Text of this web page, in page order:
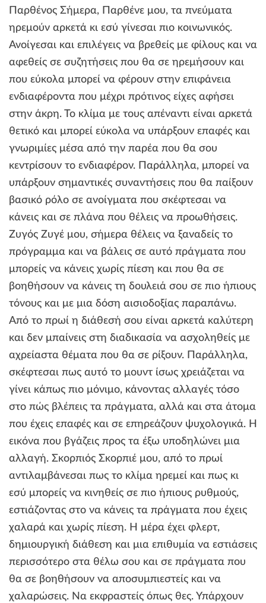
Παρθένος Σήμερα, Παρθένε μου, τα πνεύματα
ηρεμούν αρκετά κι εσύ γίνεσαι πιο κοινωνικός.
Ανοίγεσαι και επιλέγεις να βρεθείς με φίλους και να
αφεθείς σε συζητήσεις που θα σε ηρεμήσουν και
που εύκολα μπορεί να φέρουν στην επιφάνεια
ενδιαφέροντα που μέχρι πρότινος είχες αφήσει
στην άκρη. Το κλίμα με τους απέναντι είναι αρκετά
θετικό και μπορεί εύκολα να υπάρξουν επαφές και
γνωριμίες μέσα από την παρέα που θα σου
κεντρίσουν το ενδιαφέρον. Παράλληλα, μπορεί να
υπάρξουν σημαντικές συναντήσεις που θα παίξουν
βασικό ρόλο σε ανοίγματα που σκέφτεσαι να
κάνεις και σε πλάνα που θέλεις να προωθήσεις.
Ζυγός Ζυγέ μου, σήμερα θέλεις να ξαναδείς το
πρόγραμμα και να βάλεις σε αυτό πράγματα που
μπορείς να κάνεις χωρίς πίεση και που θα σε
βοηθήσουν να κάνεις τη δουλειά σου σε πιο ήπιους
τόνους και με μια δόση αισιοδοξίας παραπάνω.
Από το πρωί η διάθεσή σου είναι αρκετά καλύτερη
και δεν μπαίνεις στη διαδικασία να ασχοληθείς με
αχρείαστα θέματα που θα σε ρίξουν. Παράλληλα,
σκέφτεσαι πως αυτό το μουντ ίσως χρειάζεται να
γίνει κάπως πιο μόνιμο, κάνοντας αλλαγές τόσο
στο πώς βλέπεις τα πράγματα, αλλά και στα άτομα
που έχεις επαφές και σε επηρεάζουν ψυχολογικά. Η
εικόνα που βγάζεις προς τα έξω υποδηλώνει μια
αλλαγή. Σκορπιός Σκορπιέ μου, από το πρωί
αντιλαμβάνεσαι πως το κλίμα ηρεμεί και πως κι
εσύ μπορείς να κινηθείς σε πιο ήπιους ρυθμούς,
εστιάζοντας στο να κάνεις τα πράγματα που έχεις
χαλαρά και χωρίς πίεση. Η μέρα έχει φλερτ,
δημιουργική διάθεση και μια επιθυμία να εστιάσεις
περισσότερο στα θέλω σου και σε πράγματα που
θα σε βοηθήσουν να αποσυμπιεστείς και να
χαλαρώσεις. Να εκφραστείς όπως θες. Υπάρχουν